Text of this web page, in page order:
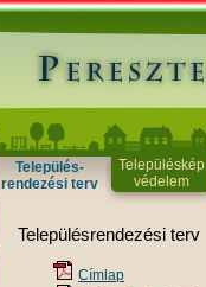
Település-
rendezési terv
Településkép
védelem
Településrendezési terv
Címlap